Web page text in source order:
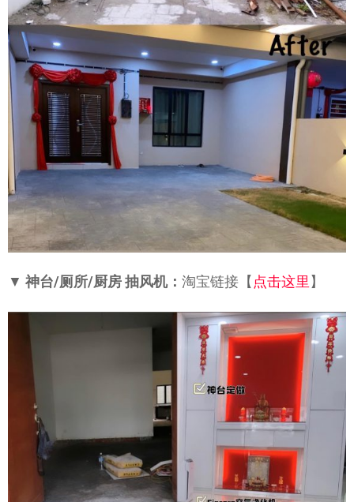
▼ 神台/厕所/厨房 抽风机： 淘宝链接【 点击这里 】